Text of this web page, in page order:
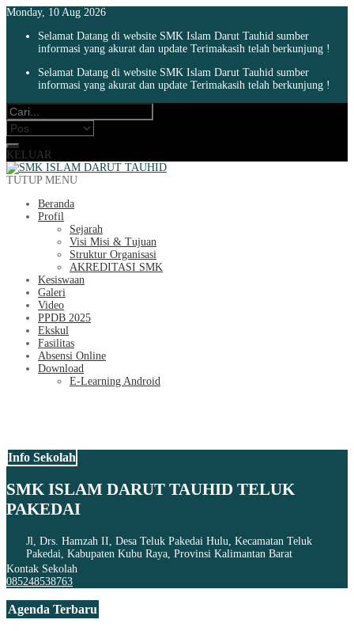
Monday, 10 Aug 2026
Selamat Datang di website SMK Islam Darut Tauhid sumber
informasi yang akurat dan update Terimakasih telah berkunjung !
Selamat Datang di website SMK Islam Darut Tauhid sumber
informasi yang akurat dan update Terimakasih telah berkunjung !
KELUAR
TUTUP MENU
Beranda
Profil
Sejarah
Visi Misi & Tujuan
Struktur Organisasi
AKREDITASI SMK
Kesiswaan
Galeri
Video
PPDB 2025
Ekskul
Fasilitas
Absensi Online
Download
E-Learning Android
Info Sekolah
SMK ISLAM DARUT TAUHID TELUK
PAKEDAI
Jl, Drs. Hamzah II, Desa Teluk Pakedai Hulu, Kecamatan Teluk
Pakedai, Kabupaten Kubu Raya, Provinsi Kalimantan Barat
Kontak Sekolah
085248538763
Agenda Terbaru